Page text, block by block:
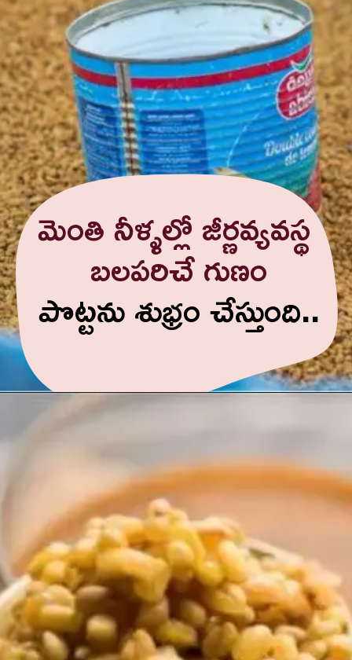
మెంతి నీళ్ళల్లో జీర్ణవ్యవస్థ
బలపరిచే గుణం
పొట్టను శుభ్రం చేస్తుంది..